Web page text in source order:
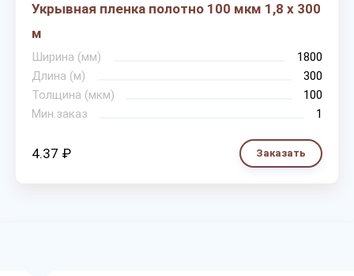
Укрывная пленка полотно 100 мкм 1,8 х 300
м
Ширина (мм)
1800
Длина (м)
300
Толщина (мкм)
100
Мин.заказ
1
4.37 ₽ Заказать